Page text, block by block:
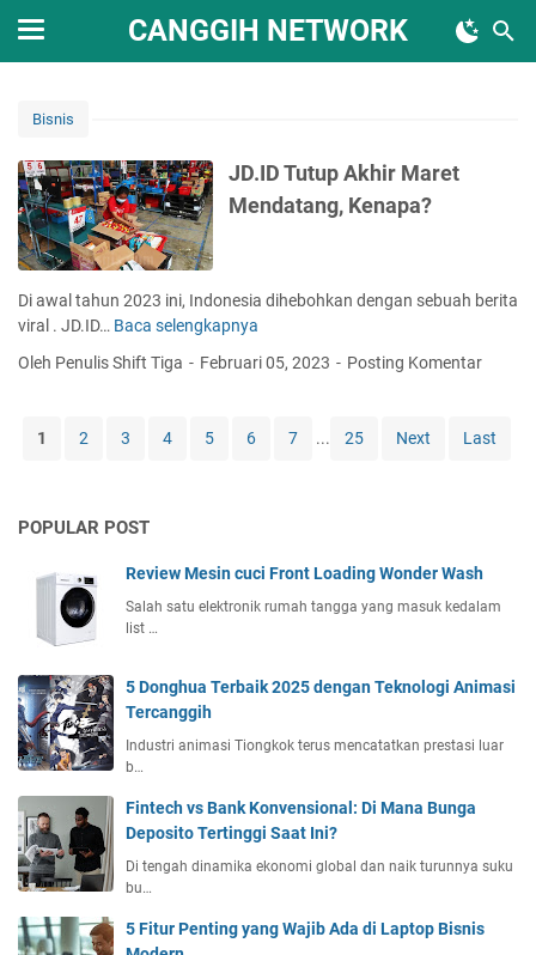
CANGGIH NETWORK
Bisnis
JD.ID Tutup Akhir Maret
Mendatang, Kenapa?
Di awal tahun 2023 ini, Indonesia dihebohkan dengan sebuah berita
viral . JD.ID… Baca selengkapnya
D
A
k
r
r
t
M
a
Oleh Penulis Shift Tiga Februari 05, 2023 Posting Komentar
1 2 3 4 5 6 7 ... 25 Next Last
POPULAR POST
Review Mesin cuci Front Loading Wonder Wash
Salah satu elektronik rumah tangga yang masuk kedalam
list …
5 Donghua Terbaik 2025 dengan Teknologi Animasi
Tercanggih
Industri animasi Tiongkok terus mencatatkan prestasi luar
b…
Fintech vs Bank Konvensional: Di Mana Bunga
Deposito Tertinggi Saat Ini?
Di tengah dinamika ekonomi global dan naik turunnya suku
bu…
5 Fitur Penting yang Wajib Ada di Laptop Bisnis